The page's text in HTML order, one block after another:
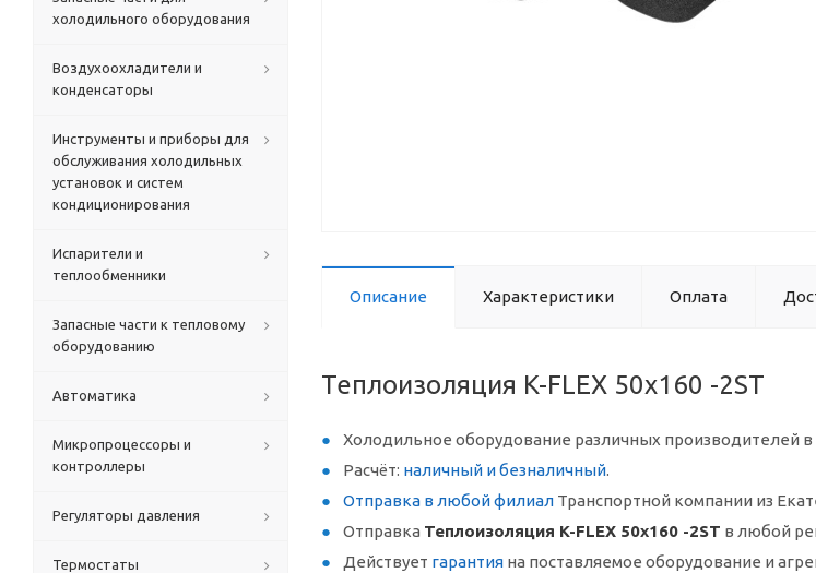
Описание Характеристики Оплата
Теплоизоляция K-FLEX 50x160 -2ST
Холодильное оборудование различных производителей в
Расчёт: наличный и безналичный.
Отправка в любой филиал Транспортной компании из
Отправка Теплоизоляция K-FLEX 50x160 -2ST в любой
Действует гарантия на поставляемое оборудование и
холодильного оборудования
Воздухоохладители и
конденсаторы
Инструменты и приборы для
обслуживания холодильных
установок и систем
кондиционирования
Испарители и
теплообменники
Запасные части к тепловому
оборудованию
Автоматика
Микропроцессоры и
контроллеры
Регуляторы давления
Термостаты